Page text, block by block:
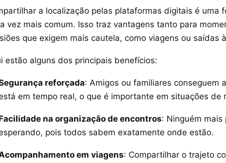
a localização pelas plataformas digitais é uma
vez mais comum. Isso traz vantagens tanto para
que exigem mais cautela, como viagens ou saídas
estão alguns dos principais benefícios:
reforçada: Amigos ou familiares conseguem
em tempo real, o que é importante em situações de
na organização de encontros: Ninguém
pois todos sabem exatamente onde estão.
em viagens: Compartilhar o trajeto